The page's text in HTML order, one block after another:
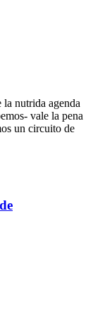
nutrida agenda
vale la pena
un circuito de